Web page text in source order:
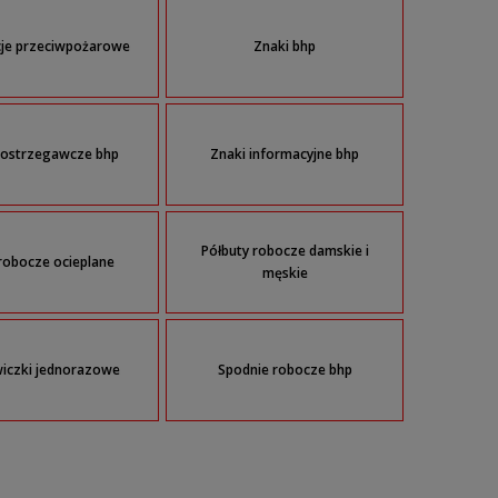
przeciwpożarowe Znaki bhp
bhp Znaki informacyjne bhp
ocieplane
Półbuty robocze damskie i
męskie
jednorazowe Spodnie robocze bhp